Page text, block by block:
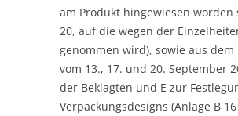
am Produkt hingewiesen worden
20, auf die wegen der
genommen wird), sowie aus
vom 13., 17. und 20. September
der Beklagten und E zur
Verpackungsdesigns (Anlage B